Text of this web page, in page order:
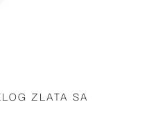
ZLATA SA